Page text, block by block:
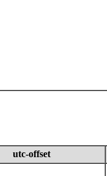
utc-offset